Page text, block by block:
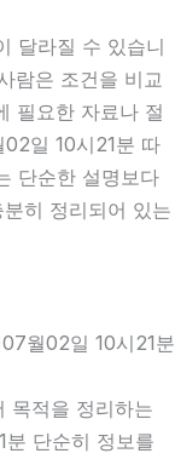
달라질 수 있습니
람은 조건을 비교
필요한 자료나 절
일 10시21분 따
단순한 설명보다
히 정리되어 있는
월02일 10시21분
목적을 정리하는
단순히 정보를